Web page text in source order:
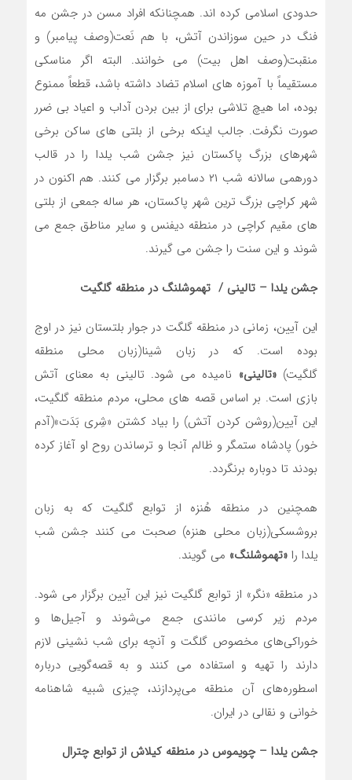
حدودی اسلامی کرده اند. همچنانکه افراد مسن در جشن مه
فنگ در حین سوزاندن آتش، با هم نَعت(وصف پیامبر) و
منقبت(وصف اهل بیت) می خوانند. البته اگر مناسکی
مستقیماً با آموزه های اسلام تضاد داشته باشد، قطعاً ممنوع
بوده، اما هیچ تلاشی برای از بین بردن آداب و اعیاد بی ضرر
صورت نگرفت. جالب اینکه برخی از بلتی های ساکن برخی
شهرهای بزرگ پاکستان نیز جشن شب یلدا را در قالب
دورهمی سالانه شب ۲۱ دسامبر برگزار می کنند. هم اکنون در
شهر کراچی بزرگ ترین شهر پاکستان، هر ساله جمعی از بلتی
های مقیم کراچی در منطقه دیفنس و سایر مناطق جمع می
شوند و این سنت را جشن می گیرند.
جشن یلدا – تالینی / تهموشلنگ در منطقه گلگیت
این آیین، زمانی در منطقه گلگت در جوار بلتستان نیز در اوج
بوده است. که در زبان شینا(زبان محلی منطقه
گلگیت)«تالینی» نامیده می شود. تالینی به معنای آتش
بازی است. بر اساس قصه های محلی، مردم منطقه گلگیت،
این آیین(روشن کردن آتش) را بیاد کشتن «شِری بَدَت»(آدم
خور) پادشاه ستمگر و ظالم آنجا و ترساندن روح او آغاز کرده
بودند تا دوباره برنگردد.
همچنین در منطقه هُنزه از توابع گلگیت که به زبان
بروشسکی(زبان محلی هنزه) صحبت می کنند جشن شب
یلدا را «تهموشلنگ» می گویند.
در منطقه «نگر» از توابع گلگیت نیز این آیین برگزار می شود.
مردم زیر کرسی مانندی جمع می‌شوند و آجیل‌ها و
خوراکی‌های مخصوص گلگت و آنچه برای شب نشینی لازم
دارند را تهیه و استفاده می کنند و به قصه‌گویی درباره
اسطوره‌های آن منطقه می‌پردازند، چیزی شبیه شاهنامه
خوانی و نقالی در ایران.
جشن یلدا – چویموس در منطقه کیلاش از توابع چترال